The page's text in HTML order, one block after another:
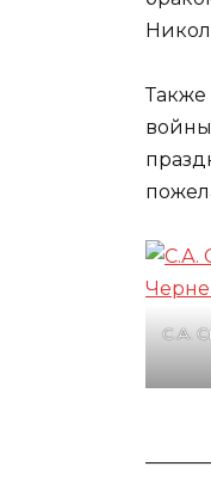
Также
С.А.